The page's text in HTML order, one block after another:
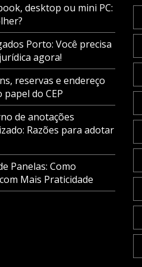
desktop ou mini PC:
Porto: Você precisa
agora!
reservas e endereço
do CEP
de anotações
Razões para adotar
Panelas: Como
Mais Praticidade